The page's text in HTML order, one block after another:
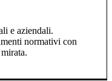
e aziendali.
normativi con